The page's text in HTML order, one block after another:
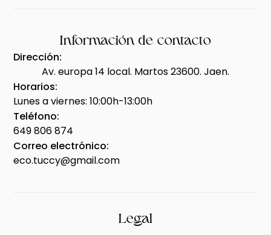
Información de contacto
Dirección:
Av. europa 14 local. Martos 23600. Jaen.
Horarios:
Lunes a viernes: 10:00h-13:00h
Teléfono:
649 806 874
Correo electrónico:
eco.tuccy@gmail.com
Legal